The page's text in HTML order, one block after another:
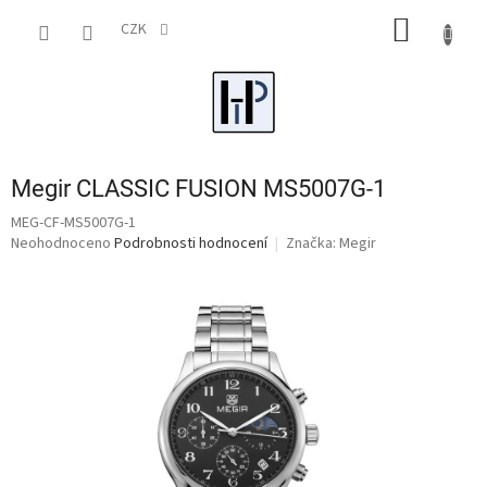
CZK
Megir CLASSIC FUSION MS5007G-1
MEG-CF-MS5007G-1
Průměrné
Neohodnoceno Podrobnosti hodnocení Značka: Megir